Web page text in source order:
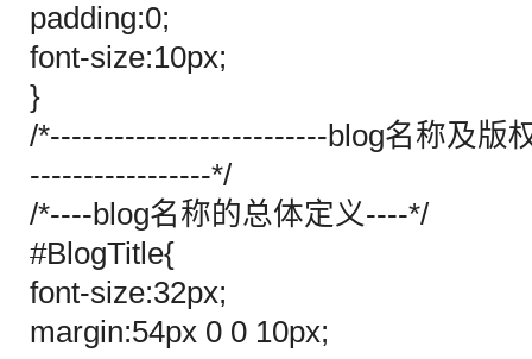
padding:0;
font-size:10px;
}
/*--------------------------blog名称及版
-----------------*/
/*----blog名称的总体定义----*/
#BlogTitle{
font-size:32px;
margin:54px 0 0 10px;